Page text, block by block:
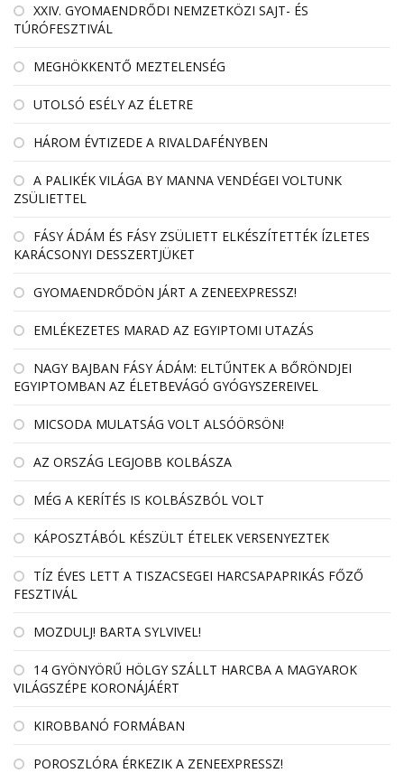
XXIV. GYOMAENDRŐDI NEMZETKÖZI SAJT- ÉS
TÚRÓFESZTIVÁL
MEGHÖKKENTŐ MEZTELENSÉG
UTOLSÓ ESÉLY AZ ÉLETRE
HÁROM ÉVTIZEDE A RIVALDAFÉNYBEN
A PALIKÉK VILÁGA BY MANNA VENDÉGEI VOLTUNK
ZSÜLIETTEL
FÁSY ÁDÁM ÉS FÁSY ZSÜLIETT ELKÉSZÍTETTÉK ÍZLETES
KARÁCSONYI DESSZERTJÜKET
GYOMAENDRŐDÖN JÁRT A ZENEEXPRESSZ!
EMLÉKEZETES MARAD AZ EGYIPTOMI UTAZÁS
NAGY BAJBAN FÁSY ÁDÁM: ELTŰNTEK A BŐRÖNDJEI
EGYIPTOMBAN AZ ÉLETBEVÁGÓ GYÓGYSZEREIVEL
MICSODA MULATSÁG VOLT ALSÓÖRSÖN!
AZ ORSZÁG LEGJOBB KOLBÁSZA
MÉG A KERÍTÉS IS KOLBÁSZBÓL VOLT
KÁPOSZTÁBÓL KÉSZÜLT ÉTELEK VERSENYEZTEK
TÍZ ÉVES LETT A TISZACSEGEI HARCSAPAPRIKÁS FŐZŐ
FESZTIVÁL
MOZDULJ! BARTA SYLVIVEL!
14 GYÖNYÖRŰ HÖLGY SZÁLLT HARCBA A MAGYAROK
VILÁGSZÉPE KORONÁJÁÉRT
KIROBBANÓ FORMÁBAN
POROSZLÓRA ÉRKEZIK A ZENEEXPRESSZ!